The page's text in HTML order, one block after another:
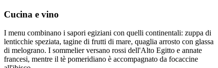
Cucina e vino
I menu combinano i sapori egiziani con quelli continentali: zuppa di
lenticchie speziata, tagine di frutti di mare, quaglia arrosto con glassa
di melograno. I sommelier versano rossi dell'Alto Egitto e annate
francesi, mentre il tè pomeridiano è accompagnato da focaccine